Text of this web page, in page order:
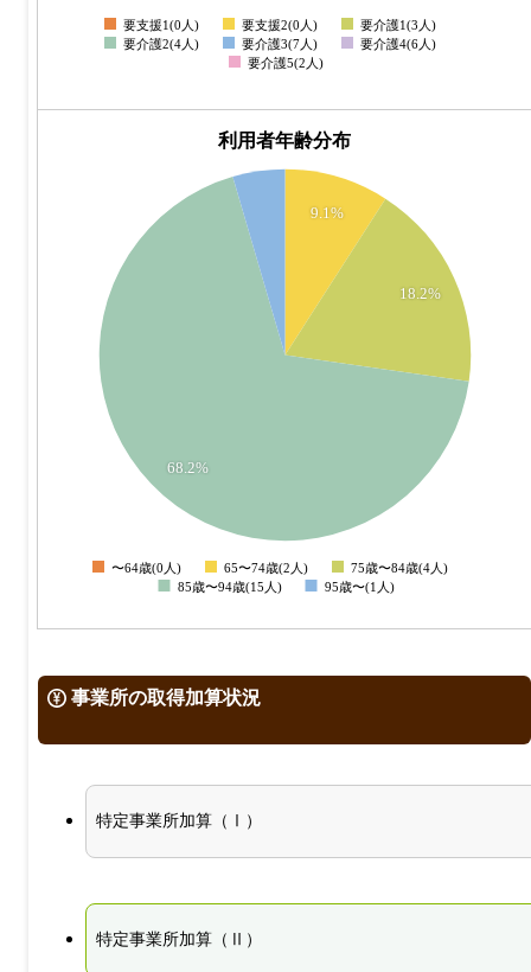
0
要支援1(0人) 要支援2(0人)
要介護1(3人)
要介護2(4人)
要介護3(7人)
要介護4(6人)
要介護5(2人)
利用者年齢分布
9.1%
18.2%
68.2%
0
〜64歳(0人) 65〜74歳(2人)
75歳〜84歳(4人)
85歳〜94歳(15人)
95歳〜(1人)
事業所の取得加算状況
特定事業所加算（Ⅰ）
特定事業所加算（Ⅱ）